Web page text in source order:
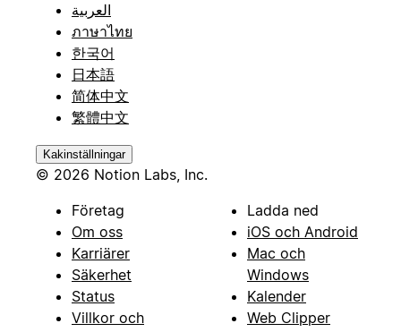
العربية
ภาษาไทย
한국어
日本語
简体中文
繁體中文
Kakinställningar
© 2026 Notion Labs, Inc.
Företag
Om oss
Karriärer
Säkerhet
Status
Villkor och
Ladda ned
iOS och Android
Mac och
Windows
Kalender
Web Clipper